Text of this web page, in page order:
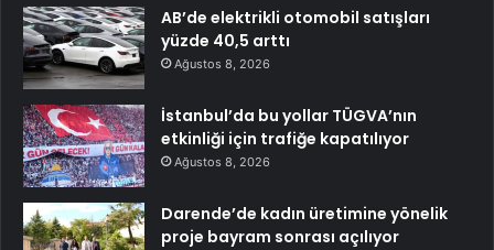
AB’de elektrikli otomobil satışları
yüzde 40,5 arttı
Ağustos 8, 2026
İstanbul’da bu yollar TÜGVA’nın
etkinliği için trafiğe kapatılıyor
Ağustos 8, 2026
Darende’de kadın üretimine yönelik
proje bayram sonrası açılıyor